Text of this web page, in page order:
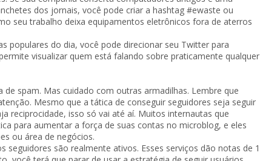
dos jornais, você pode criar a hashtag #ewaste ou
seu trabalho deixa equipamentos eletrônicos fora de aterros
populares do dia, você pode direcionar seu Twitter para
visualizar quem está falando sobre praticamente qualquer
spam. Mas cuidado com outras armadilhas. Lembre que
Mesmo que a tática de conseguir seguidores seja seguir
reciprocidade, isso só vai até aí. Muitos internautas que
para aumentar a força de suas contas no microblog, e eles
ou área de negócios.
são realmente ativos. Esses serviços dão notas de 1